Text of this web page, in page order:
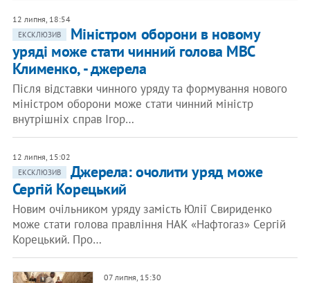
12 липня, 18:54
ЕКСКЛЮЗИВ
​Міністром оборони в новому
уряді може стати чинний голова МВС
Клименко, - джерела
Після відставки чинного уряду та формування нового
міністром оборони може стати чинний міністр
внутрішніх справ Ігор…
12 липня, 15:02
ЕКСКЛЮЗИВ
​Джерела: очолити уряд може
Сергій Корецький
Новим очільником уряду замість Юлії Свириденко
може стати голова правління НАК «Нафтогаз» Сергій
Корецький. Про…
07 липня, 15:30